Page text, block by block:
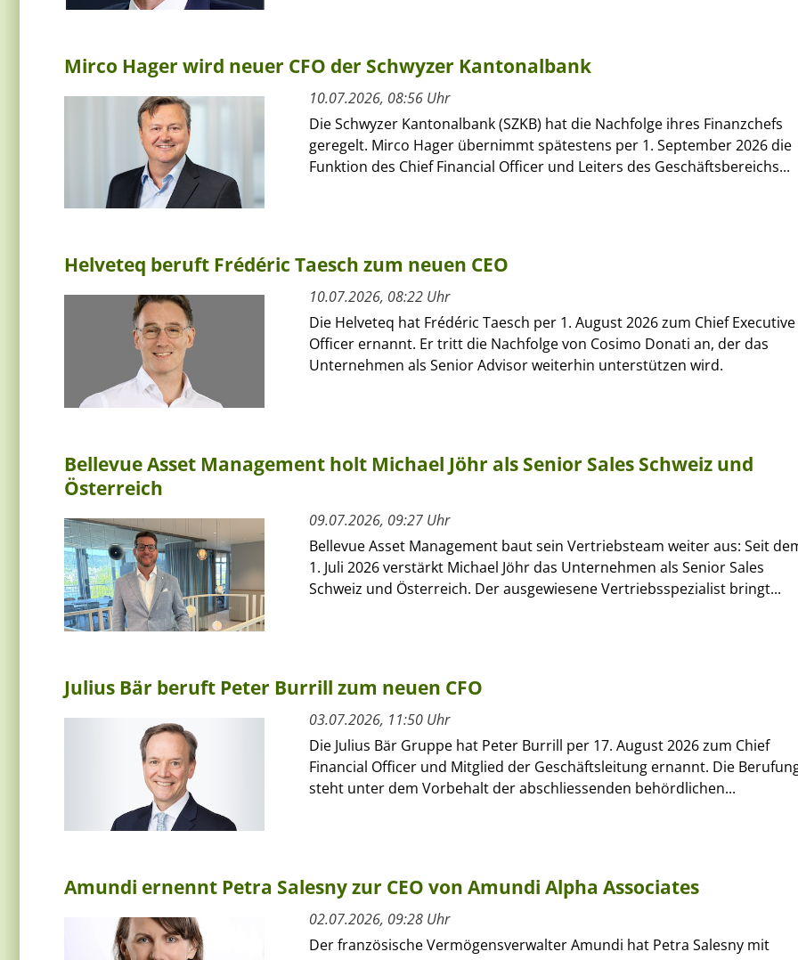
Mirco Hager wird neuer CFO der Schwyzer Kantonalbank
10.07.2026, 08:56 Uhr
Die Schwyzer Kantonalbank (SZKB) hat die Nachfolge ihres Finanzchefs
geregelt. Mirco Hager übernimmt spätestens per 1. September 2026 die
Funktion des Chief Financial Officer und Leiters des Geschäftsbereichs...
Helveteq beruft Frédéric Taesch zum neuen CEO
10.07.2026, 08:22 Uhr
Die Helveteq hat Frédéric Taesch per 1. August 2026 zum Chief Executive
Officer ernannt. Er tritt die Nachfolge von Cosimo Donati an, der das
Unternehmen als Senior Advisor weiterhin unterstützen wird.
Bellevue Asset Management holt Michael Jöhr als Senior Sales Schweiz und
Österreich
09.07.2026, 09:27 Uhr
Bellevue Asset Management baut sein Vertriebsteam weiter aus: Seit
1. Juli 2026 verstärkt Michael Jöhr das Unternehmen als Senior Sales
Schweiz und Österreich. Der ausgewiesene Vertriebsspezialist bringt...
Julius Bär beruft Peter Burrill zum neuen CFO
03.07.2026, 11:50 Uhr
Die Julius Bär Gruppe hat Peter Burrill per 17. August 2026 zum Chief
Financial Officer und Mitglied der Geschäftsleitung ernannt. Die
steht unter dem Vorbehalt der abschliessenden behördlichen...
Amundi ernennt Petra Salesny zur CEO von Amundi Alpha Associates
02.07.2026, 09:28 Uhr
Der französische Vermögensverwalter Amundi hat Petra Salesny mit